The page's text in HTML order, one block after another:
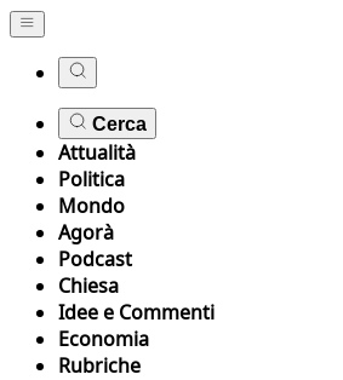
Cerca
Attualità
Politica
Mondo
Agorà
Podcast
Chiesa
Idee e Commenti
Economia
Rubriche